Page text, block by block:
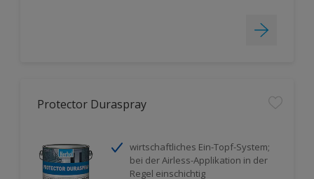
Protector Duraspray
wirtschaftliches Ein-Topf-System;
bei der Airless-Applikation in der
Regel einschichtig